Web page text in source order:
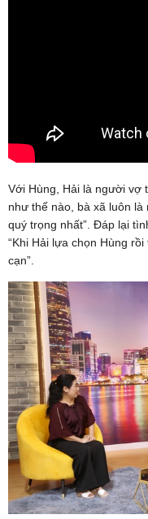
Với Hùng, Hải là người vợ
như thế nào, bà xã luôn
quý trọng nhất”. Đáp lại
“Khi Hải lựa chọn Hùng
cạn”.